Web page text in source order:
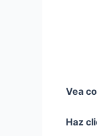
Vea
Haz